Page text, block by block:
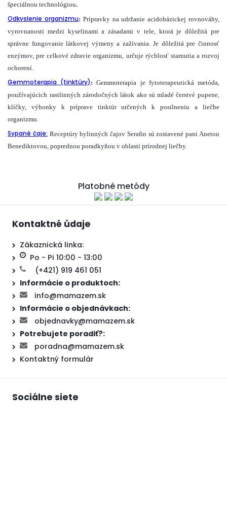
špeciálnou technológiou.
Odkyslenie organizmu: Prípravky na udržanie acidobázickej rovnováhy,
vyrovnanosti medzi kyselinami a zásadami v tele, ktorá je dôležitá pre
správne fungovanie látkovej výmeny a zažívania. Je dôležitá pre činnosť
enzýmov, pre celkové zdravie organizmu, určuje rýchlosť starnutia a rozvoj
ochorení.
Gemmoterapia (tinktúry) :Gemmoterapia je fytoterapeutická metóda,
používajúcich rastlinných zárodočných látok ako sú mladé čerstvé pupene,
klíčky, výhonky k príprave tinktúr určených k posilneniu a liečbe
organizmu.
Sypané čaje: Receptúry bylinných čajov Serafin sú zostavené pani Anetou
Benediktovou, poprednou poradkyňou v oblasti prírodnej liečby.
Platobné metódy
Kontaktné údaje
Zákaznická linka:
Po - Pi 10:00 - 13:00
(+421) 919 461 051
Informácie o produktoch:
info@mamazem.sk
Informácie o objednávkach:
objednavky@mamazem.sk
Potrebujete poradiť?:
poradna@mamazem.sk
Kontaktný formulár
Sociálne siete